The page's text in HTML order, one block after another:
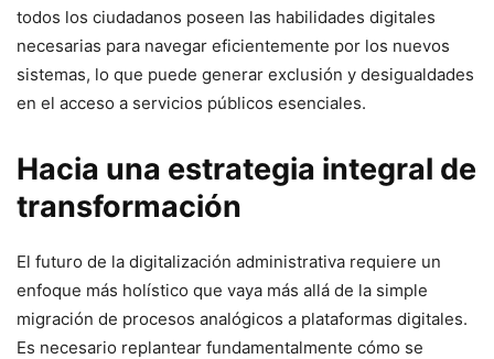
todos los ciudadanos poseen las habilidades digitales
necesarias para navegar eficientemente por los nuevos
sistemas, lo que puede generar exclusión y desigualdades
en el acceso a servicios públicos esenciales.
Hacia una estrategia integral de
transformación
El futuro de la digitalización administrativa requiere un
enfoque más holístico que vaya más allá de la simple
migración de procesos analógicos a plataformas digitales.
Es necesario replantear fundamentalmente cómo se